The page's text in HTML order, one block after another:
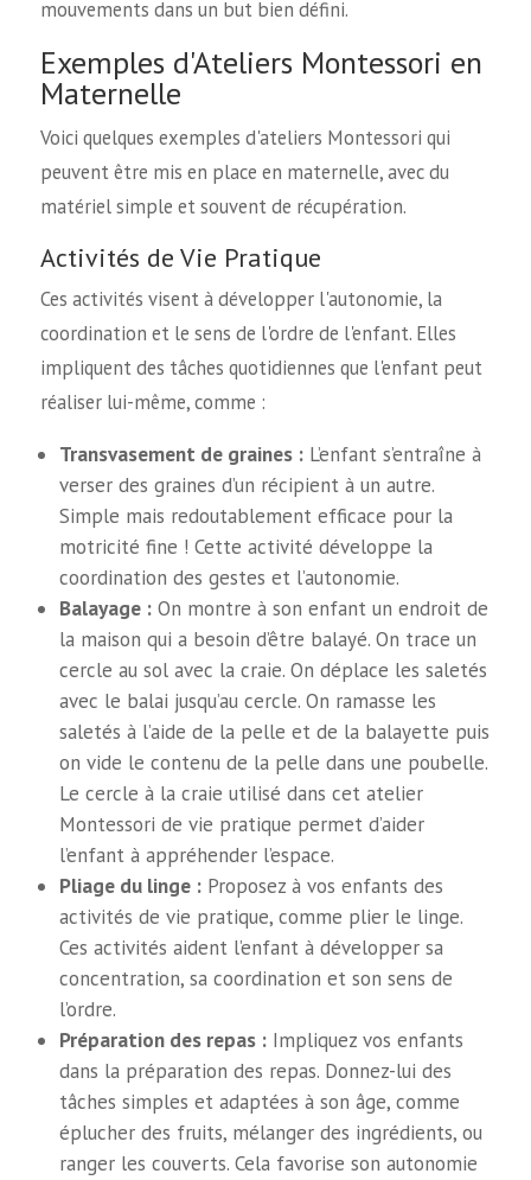
mouvements dans un but bien défini.
Exemples d'Ateliers Montessori en
Maternelle
Voici quelques exemples d'ateliers Montessori qui
peuvent être mis en place en maternelle, avec du
matériel simple et souvent de récupération.
Activités de Vie Pratique
Ces activités visent à développer l'autonomie, la
coordination et le sens de l'ordre de l'enfant. Elles
impliquent des tâches quotidiennes que l'enfant peut
réaliser lui-même, comme :
Transvasement de graines : L’enfant s’entraîne à
verser des graines d’un récipient à un autre.
Simple mais redoutablement efficace pour la
motricité fine ! Cette activité développe la
coordination des gestes et l’autonomie.
Balayage : On montre à son enfant un endroit de
la maison qui a besoin d’être balayé. On trace un
cercle au sol avec la craie. On déplace les saletés
avec le balai jusqu’au cercle. On ramasse les
saletés à l’aide de la pelle et de la balayette puis
on vide le contenu de la pelle dans une poubelle.
Le cercle à la craie utilisé dans cet atelier
Montessori de vie pratique permet d’aider
l’enfant à appréhender l’espace.
Pliage du linge : Proposez à vos enfants des
activités de vie pratique, comme plier le linge.
Ces activités aident l’enfant à développer sa
concentration, sa coordination et son sens de
l’ordre.
Préparation des repas : Impliquez vos enfants
dans la préparation des repas. Donnez-lui des
tâches simples et adaptées à son âge, comme
éplucher des fruits, mélanger des ingrédients, ou
ranger les couverts. Cela favorise son autonomie